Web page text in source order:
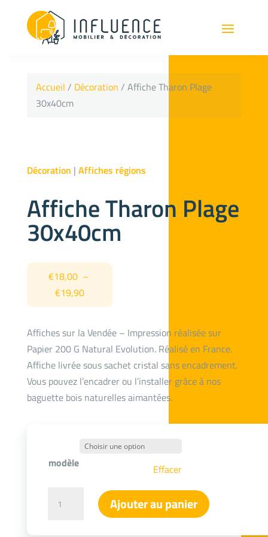
Accueil / Décoration / Affiche Tharon Plage
30x40cm
Décoration | Affiches régions
Affiche Tharon Plage
30x40cm
€18,00 –
€19,90Plage
de
€18,00
à
€19,90
Affiches sur la Vendée – Impression réalisée sur
Papier 200 G Natural Evolution. Réalisé en France.
Affiche livrée sous sachet cristal sans encadrement.
Vous pouvez l’encadrer ou l’installer grâce à nos
baguette bois naturelles aimantées.
modèle
Effacer
Ajouter au panier